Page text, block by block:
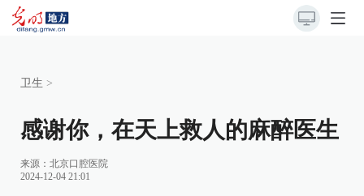
卫生 >
感谢你，在天上救人的麻醉医生
来源： 北京口腔医院
2024-12-04 21:01